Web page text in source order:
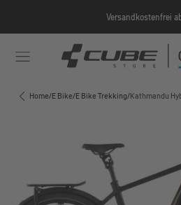
Versandkostenfrei
Home/E Bike/E Bike Trekking/Kathmandu